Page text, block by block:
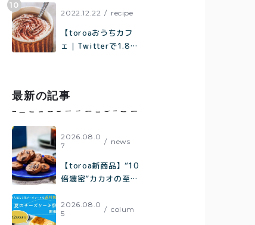
2022.12.22 recipe
【toroaおうちカフ
ェ｜Twitterで1.8万
ホットココアの作り
方
最新の記事
2026.08.0
7
news
【toroa新商品】“10
倍濃密”カカオの至
コーヒーが欲しくな
る。極みカカオと焦
2026.08.0
5
colum